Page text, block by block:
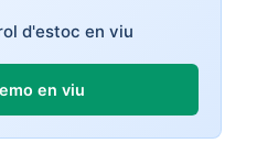
d'estoc en viu
en viu